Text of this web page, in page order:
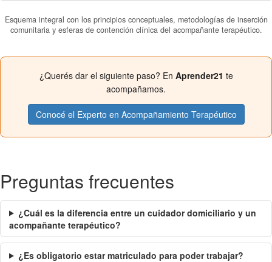
Esquema integral con los principios conceptuales, metodologías de inserción
comunitaria y esferas de contención clínica del acompañante terapéutico.
¿Querés dar el siguiente paso? En Aprender21 te
acompañamos.
Conocé el Experto en Acompañamiento Terapéutico
Preguntas frecuentes
¿Cuál es la diferencia entre un cuidador domiciliario y un
acompañante terapéutico?
¿Es obligatorio estar matriculado para poder trabajar?